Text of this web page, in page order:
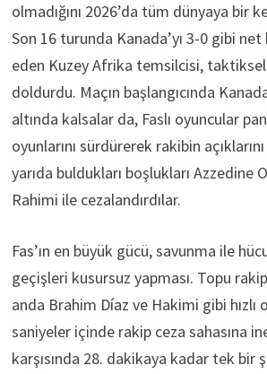
olmadığını 2026’da tüm dünyaya bir
Son 16 turunda Kanada’yı 3-0 gibi
eden Kuzey Afrika temsilcisi,
doldurdu. Maçın başlangıcında
altında kalsalar da, Faslı oyuncular
oyunlarını sürdürerek rakibin
yarıda buldukları boşlukları Azzedine
Rahimi ile cezalandırdılar.
Fas’ın en büyük gücü, savunma ile
geçişleri kusursuz yapması. Topu
anda Brahim Díaz ve Hakimi gibi hızlı
saniyeler içinde rakip ceza sahasına
karşısında 28. dakikaya kadar tek bir